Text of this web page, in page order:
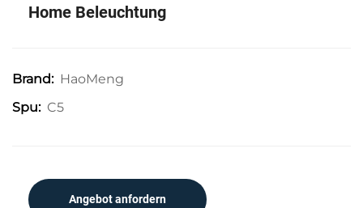
Home Beleuchtung
Brand: HaoMeng
Spu: C5
Angebot anfordern